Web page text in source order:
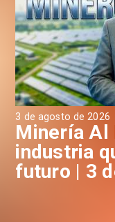
3 de agosto de 2026
Minería Al
industria
futuro | 3